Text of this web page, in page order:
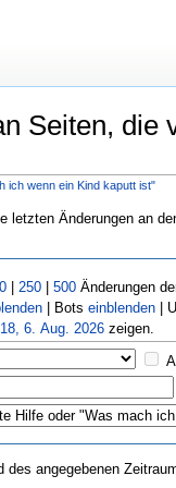
Seiten, die
ich wenn ein Kind kaputt ist"
letzten Änderungen an
| 250| 500Änderungen
| Bots einblenden|
6. Aug. 2026zeigen.
des angegebenen